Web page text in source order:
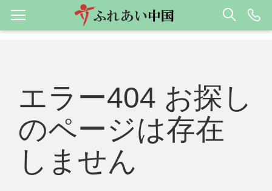
エラー404 お探し
のページは存在
しません